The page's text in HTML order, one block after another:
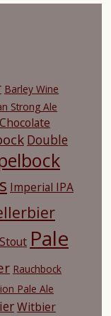
Barley Wine
Strong Ale
Chocolate
Double
Imperial IPA
Pale
Rauchbock
Pale Ale
Witbier